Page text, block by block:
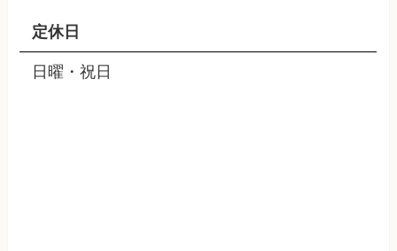
定休日
日曜・祝日